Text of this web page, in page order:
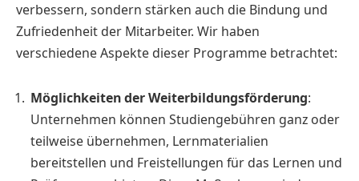
verbessern, sondern stärken auch die Bindung und
Zufriedenheit der Mitarbeiter. Wir haben
verschiedene Aspekte dieser Programme betrachtet:
Möglichkeiten der Weiterbildungsförderung:
Unternehmen können Studiengebühren ganz oder
teilweise übernehmen, Lernmaterialien
bereitstellen und Freistellungen für das Lernen und